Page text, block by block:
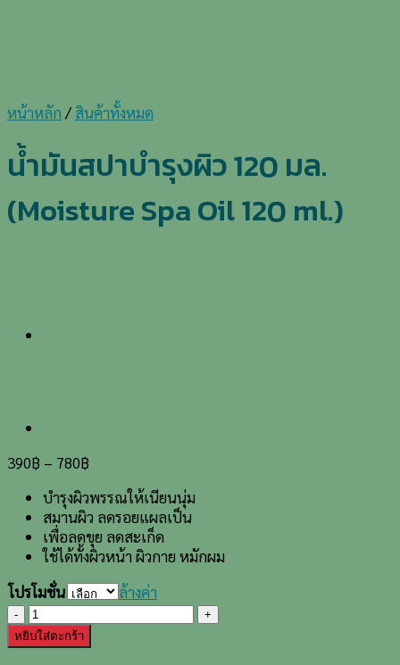
หน้าหลัก / สินค้าทั้งหมด
น้ำมันสปาบำรุงผิว 120 มล.
(Moisture Spa Oil 120 ml.)
390฿ – 780฿
บำรุงผิวพรรณให้เนียนนุ่ม
สมานผิว ลดรอยแผลเป็น
เพื่อลดขุย ลดสะเก็ด
ใช้ได้ทั้งผิวหน้า ผิวกาย หมักผม
โปรโมชั่น
ล้างค่า
จำนวน
น้ำ
มัน
หยิบใส่ตะกร้า